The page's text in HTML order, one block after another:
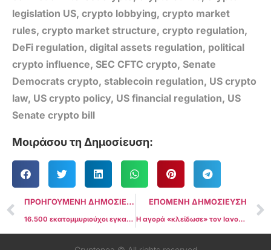
legislation US, crypto lobbying, crypto market
rules, crypto market structure, crypto regulation,
DeFi regulation, digital assets regulation, political
crypto influence, SEC CFTC crypto, Senate
Democrats crypto, stablecoin regulation, US crypto
law, US crypto policy, US financial regulation, US
Senate crypto bill
Μοιράσου τη Δημοσίευση:
ΠΡΟΗΓΟΥΜΕΝΗ ΔΗΜΟΣΙΕΥΣΗ
16.500 εκατομμυριούχοι εγκατέλειψαν το Ηνωμένο Βασίλειο το 2025
ΕΠΟΜΕΝΗ ΔΗΜΟΣΙΕΥΣΗ
Η αγορά «κλείδωσε» τον Ιανουάριο: 95% πιθανότητα η Fed να ΜΗΝ αλλάξει τα επιτόκια